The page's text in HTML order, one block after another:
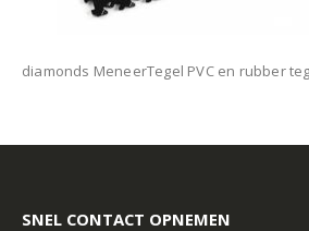
diamonds MeneerTegel PVC en rubber
SNEL CONTACT OPNEMEN